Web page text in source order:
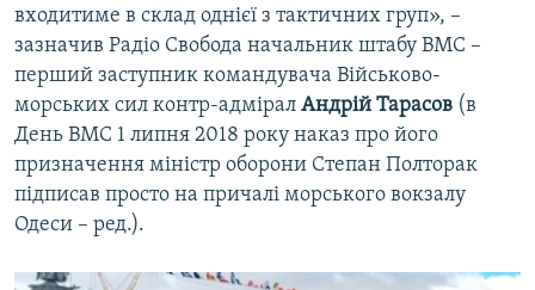
входитиме в склад однієї з тактичних груп», –
зазначив Радіо Свобода начальник штабу ВМС –
перший заступник командувача Військово-
морських сил контр-адмірал Андрій Тарасов (в
День ВМС 1 липня 2018 року наказ про його
призначення міністр оборони Степан Полторак
підписав просто на причалі морського вокзалу
Одеси – ред.).